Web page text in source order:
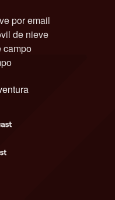
por email
de nieve
campo